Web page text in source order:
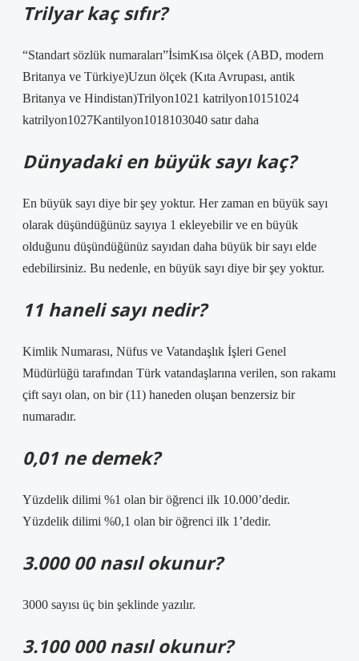
Trilyar kaç sıfır?
“Standart sözlük numaraları”İsimKısa ölçek (ABD, modern
Britanya ve Türkiye)Uzun ölçek (Kıta Avrupası, antik
Britanya ve Hindistan)Trilyon1021 katrilyon10151024
katrilyon1027Kantilyon1018103040 satır daha
Dünyadaki en büyük sayı kaç?
En büyük sayı diye bir şey yoktur. Her zaman en büyük sayı
olarak düşündüğünüz sayıya 1 ekleyebilir ve en büyük
olduğunu düşündüğünüz sayıdan daha büyük bir sayı elde
edebilirsiniz. Bu nedenle, en büyük sayı diye bir şey yoktur.
11 haneli sayı nedir?
Kimlik Numarası, Nüfus ve Vatandaşlık İşleri Genel
Müdürlüğü tarafından Türk vatandaşlarına verilen, son rakamı
çift sayı olan, on bir (11) haneden oluşan benzersiz bir
numaradır.
0,01 ne demek?
Yüzdelik dilimi %1 olan bir öğrenci ilk 10.000’dedir.
Yüzdelik dilimi %0,1 olan bir öğrenci ilk 1’dedir.
3.000 00 nasıl okunur?
3000 sayısı üç bin şeklinde yazılır.
3.100 000 nasıl okunur?